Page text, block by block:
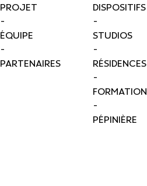
PROJET
-
ÉQUIPE
-
PARTENAIRES
DISPOSITIFS
-
STUDIOS
-
RÉSIDENCES
-
-
PÉPINIÈRE